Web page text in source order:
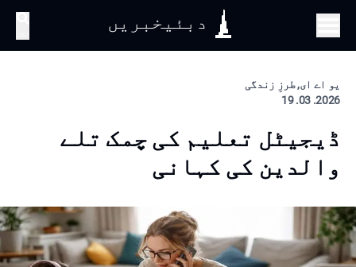
دبئیخبریں
یو اے ای, طرزِ زندگی
2026. 03. 19
ڈیجیٹل تعلیم کی چمک تلے
والدین کی کہانی